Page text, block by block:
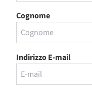
Cognome
Indirizzo E-mail